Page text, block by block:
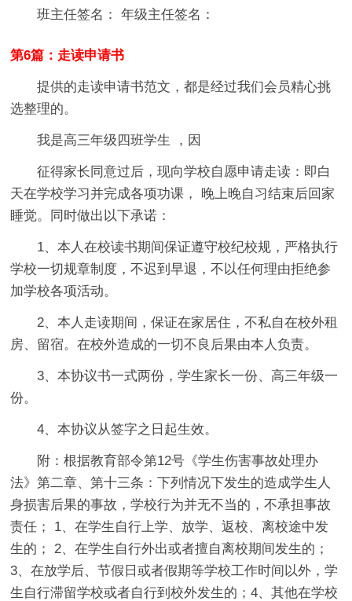
班主任签名： 年级主任签名：
第6篇：走读申请书
提供的走读申请书范文，都是经过我们会员精心挑
选整理的。
我是高三年级四班学生 ，因
征得家长同意过后，现向学校自愿申请走读：即白
天在学校学习并完成各项功课， 晚上晚自习结束后回家
睡觉。同时做出以下承诺：
1、本人在校读书期间保证遵守校纪校规，严格执行
学校一切规章制度，不迟到早退，不以任何理由拒绝参
加学校各项活动。
2、本人走读期间，保证在家居住，不私自在校外租
房、留宿。在校外造成的一切不良后果由本人负责。
3、本协议书一式两份，学生家长一份、高三年级一
份。
4、本协议从签字之日起生效。
附：根据教育部令第12号《学生伤害事故处理办
法》第二章、第十三条：下列情况下发生的造成学生人
身损害后果的事故，学校行为并无不当的，不承担事故
责任； 1、在学生自行上学、放学、返校、离校途中发
生的； 2、在学生自行外出或者擅自离校期间发生的；
3、在放学后、节假日或者假期等学校工作时间以外，学
生自行滞留学校或者自行到校外发生的；4、其他在学校